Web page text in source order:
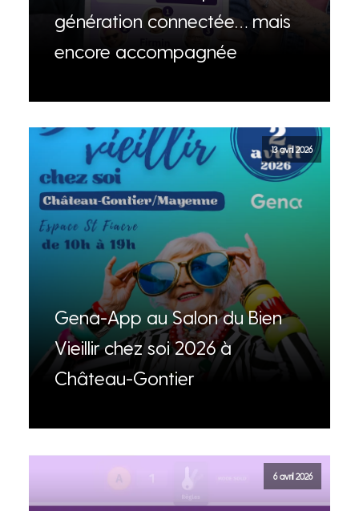
génération connectée… mais
encore accompagnée
13 avril 2026
Gena-App au Salon du Bien
Vieillir chez soi 2026 à
Château-Gontier
6 avril 2026